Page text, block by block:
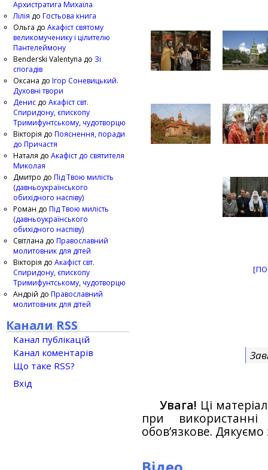
Увага! Ці
при
обов’язкове.
Архистратига Михаїла
Лілія до Гостьова книга
Ольга до Акафіст святому
великомученику і цілителю
Пантелеймону
Benderski Valentyna до Зі
спогадів
Оксана до Ігор Соневицький.
Духовні твори
Денис до Акафіст свт.
Спиридону, єпископу
Тримифунтському, чудотворцю
Вікторія до Пояснення, поради
до Причастя
Наталя до Акафіст до святителя
Миколая
Дмитро до Під Твою милість
(давньоукраїнського
обихідного наспіву)
Роман до Під Твою милість
(давньоукраїнського
обихідного наспіву)
Світлана до Православний
молитовник для дітей
Вікторія до Акафіст свт.
Спиридону, єпископу
Тримифунтському, чудотворцю
Андрій до Православний
молитовник для дітей
Канали RSS
Канал публікацій
Канал коментарів
Що таке RSS?
Вхід